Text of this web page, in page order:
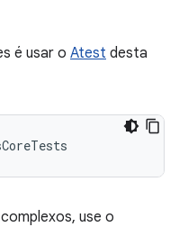
é usar o Atest desta
use o